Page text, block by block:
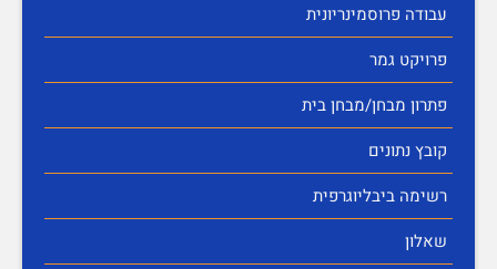
עבודה פרוסמינריונית
פרויקט גמר
פתרון מבחן/מבחן בית
קובץ נתונים
רשימה ביבליוגרפית
שאלון